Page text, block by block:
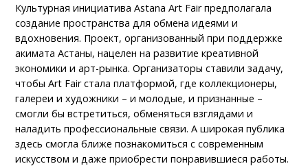
Культурная инициатива Astana Art Fair предполагала
создание пространства для обмена идеями и
вдохновения. Проект, организованный при поддержке
акимата Астаны, нацелен на развитие креативной
экономики и арт-рынка. Организаторы ставили задачу,
чтобы Art Fair стала платформой, где коллекционеры,
галереи и художники – и молодые, и признанные –
смогли бы встретиться, обменяться взглядами и
наладить профессиональные связи. А широкая публика
здесь смогла ближе познакомиться с современным
искусством и даже приобрести понравившиеся работы.